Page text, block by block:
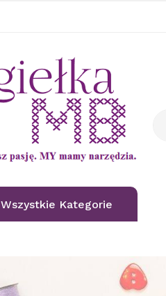
Wszystkie Kategorie